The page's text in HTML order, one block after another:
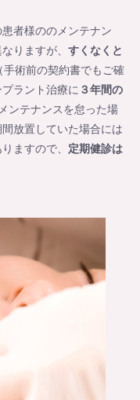
者様ののメンテナン
りますが、 すくなくと
手術前の契約書でもご確
ラント治療に ３年間の
ンテナンスを怠った場
放置していた場合には
ますので、 定期健診は